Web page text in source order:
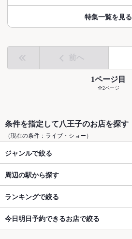
特集一覧を見る
前へ
1ページ目
全2ページ
条件を指定して八王子のお店を探す
（現在の条件：ライブ・ショー）
ジャンルで絞る
周辺の駅から探す
ランキングで絞る
今日明日予約できるお店で絞る